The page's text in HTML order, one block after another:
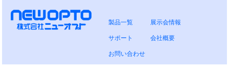
製品一覧 展示会情報
サポート 会社概要
お問い合わせ